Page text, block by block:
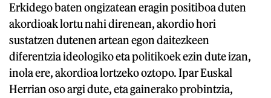
Erkidego baten ongizatean eragin positiboa duten
akordioak lortu nahi direnean, akordio hori
sustatzen dutenen artean egon daitezkeen
diferentzia ideologiko eta politikoek ezin dute izan,
inola ere, akordioa lortzeko oztopo. Ipar Euskal
Herrian oso argi dute, eta gainerako probintzia,